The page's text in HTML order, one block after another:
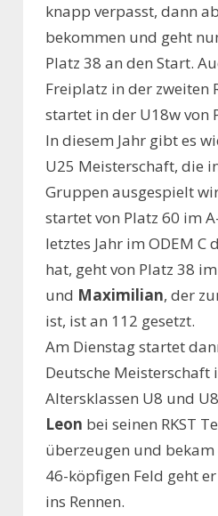
knapp verpasst, dann
bekommen und geht
Platz 38 an den Start.
Freiplatz in der zweiten
startet in der U18w von
In diesem Jahr gibt es
U25 Meisterschaft, die
Gruppen ausgespielt
startet von Platz 60 im
letztes Jahr im ODEM C
hat, geht von Platz 38
und Maximilian, der
ist, ist an 112 gesetzt.
Am Dienstag startet
Deutsche Meisterschaft
Altersklassen U8 und
Leon bei seinen RKST
überzeugen und
46-köpfigen Feld geht
ins Rennen.